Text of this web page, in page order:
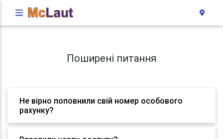
Поширені питання
Не вірно поповнили свій номер особового
рахунку?